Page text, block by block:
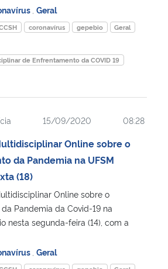
Regional
e dos Direitos Humanos
Geral
coronavírus gepebio
Geral
de Enfrentamento da COVID 19
15/09/2020 08:28
Online sobre o
da Pandemia na UFSM
(18)
Online sobre o
Pandemia da Covid-19 na
nesta segunda-feira (14), com a
Geral